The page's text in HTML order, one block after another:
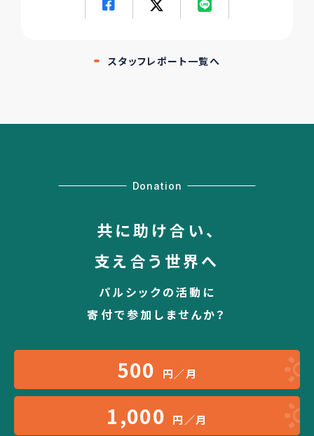
スタッフレポート一覧へ
Donation
共に助け合い、
支え合う世界へ
パルシックの活動に
寄付で参加しませんか？
500 円／月
1,000 円／月